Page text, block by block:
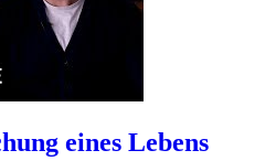
eines Lebens